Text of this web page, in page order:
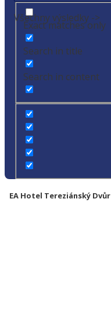
EA Hotel Tereziánský Dvůr
Všechny výsledky ->
Exact matches only
Search in title
Search in content